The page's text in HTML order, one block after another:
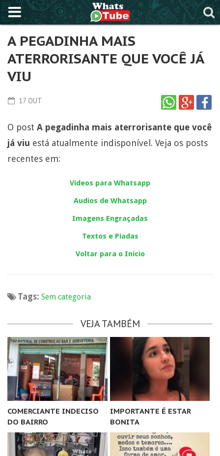
A PEGADINHA MAIS
ATERRORISANTE QUE VOCÊ JÁ
VIU
17 OUT
O post A pegadinha mais aterrorisante que você
já viu está atualmente indisponível. Veja os posts
recentes em:
Videos para Whatsapp
Audios de Whatsapp
Imagens Engraçadas
Textos e Piadas
Voltar para o Início
Tags: Sem categoria
VEJA TAMBÉM
COMERCIANTE INDECISO
DO BAIRRO
IMPORTANTE É ESTAR
BONITA